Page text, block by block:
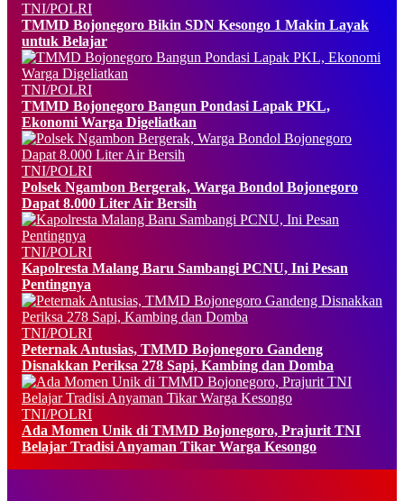
TNI/POLRI
TMMD Bojonegoro Bikin SDN Kesongo 1 Makin Layak
untuk Belajar
TNI/POLRI
TMMD Bojonegoro Bangun Pondasi Lapak PKL,
Ekonomi Warga Digeliatkan
TNI/POLRI
Polsek Ngambon Bergerak, Warga Bondol Bojonegoro
Dapat 8.000 Liter Air Bersih
TNI/POLRI
Kapolresta Malang Baru Sambangi PCNU, Ini Pesan
Pentingnya
TNI/POLRI
Peternak Antusias, TMMD Bojonegoro Gandeng
Disnakkan Periksa 278 Sapi, Kambing dan Domba
TNI/POLRI
Ada Momen Unik di TMMD Bojonegoro, Prajurit TNI
Belajar Tradisi Anyaman Tikar Warga Kesongo